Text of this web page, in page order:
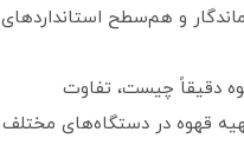
و هم‌سطح استانداردهای
دقیقاً چیست، تفاوت
قهوه در دستگاه‌های مختلف